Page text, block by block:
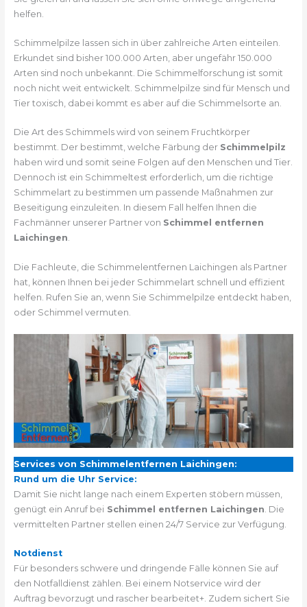
helfen.
Schimmelpilze lassen sich in über zahlreiche Arten einteilen.
Erkundet sind bisher 100.000 Arten, aber ungefähr 150.000
Arten sind noch unbekannt. Die Schimmelforschung ist somit
noch nicht weit entwickelt. Schimmelpilze sind für Mensch und
Tier toxisch, dabei kommt es aber auf die Schimmelsorte an.
Die Art des Schimmels wird von seinem Fruchtkörper
bestimmt. Der bestimmt, welche Färbung der Schimmelpilz
haben wird und somit seine Folgen auf den Menschen und Tier.
Dennoch ist ein Schimmeltest erforderlich, um die richtige
Schimmelart zu bestimmen um passende Maßnahmen zur
Beseitigung einzuleiten. In diesem Fall helfen Ihnen die
Fachmänner unserer Partner von Schimmel entfernen
Laichingen.
Die Fachleute, die Schimmelentfernen Laichingen als Partner
hat, können Ihnen bei jeder Schimmelart schnell und effizient
helfen. Rufen Sie an, wenn Sie Schimmelpilze entdeckt haben,
oder Schimmel vermuten.
Services von Schimmelentfernen Laichingen:
Rund um die Uhr Service:
Damit Sie nicht lange nach einem Experten stöbern müssen,
genügt ein Anruf bei Schimmel entfernen Laichingen . Die
vermittelten Partner stellen einen 24/7 Service zur Verfügung.
Notdienst
Für besonders schwere und dringende Fälle können Sie auf
den Notfalldienst zählen. Bei einem Notservice wird der
Auftrag bevorzugt und rascher bearbeitet+. Zudem sichert Sie